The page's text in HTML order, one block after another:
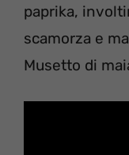
paprika,
scamorza e
Musetto di